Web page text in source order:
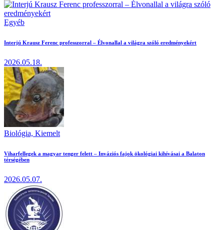
Egyéb
Interjú Krausz Ferenc professzorral – Élvonallal a világra szóló eredményekért
2026.05.18.
Biológia, Kiemelt
Viharfellegek a magyar tenger felett – Inváziós fajok ökológiai kihívásai a Balaton
térségében
2026.05.07.